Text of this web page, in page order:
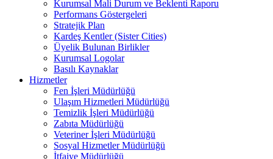
Kurumsal Mali Durum ve Beklenti Raporu
Performans Göstergeleri
Stratejik Plan
Kardeş Kentler (Sister Cities)
Üyelik Bulunan Birlikler
Kurumsal Logolar
Basılı Kaynaklar
Hizmetler
Fen İşleri Müdürlüğü
Ulaşım Hizmetleri Müdürlüğü
Temizlik İşleri Müdürlüğü
Zabıta Müdürlüğü
Veteriner İşleri Müdürlüğü
Sosyal Hizmetler Müdürlüğü
İtfaiye Müdürlüğü